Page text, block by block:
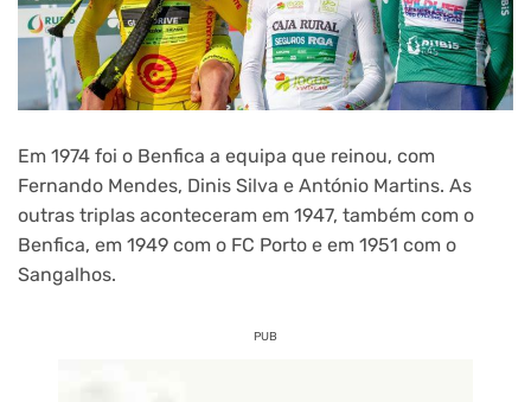
Em 1974 foi o Benfica a equipa que reinou, com
Fernando Mendes, Dinis Silva e António Martins. As
outras triplas aconteceram em 1947, também com o
Benfica, em 1949 com o FC Porto e em 1951 com o
Sangalhos.
PUB